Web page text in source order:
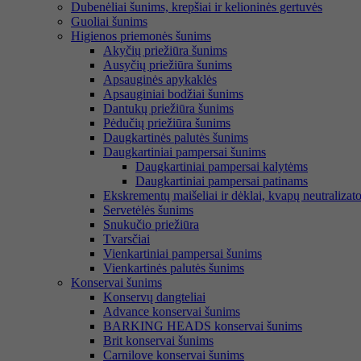
Dubenėliai šunims, krepšiai ir kelioninės gertuvės
Guoliai šunims
Higienos priemonės šunims
Akyčių priežiūra šunims
Ausyčių priežiūra šunims
Apsauginės apykaklės
Apsauginiai bodžiai šunims
Dantukų priežiūra šunims
Pėdučių priežiūra šunims
Daugkartinės palutės šunims
Daugkartiniai pampersai šunims
Daugkartiniai pampersai kalytėms
Daugkartiniai pampersai patinams
Ekskrementų maišeliai ir dėklai, kvapų
Servetėlės šunims
Snukučio priežiūra
Tvarsčiai
Vienkartiniai pampersai šunims
Vienkartinės palutės šunims
Konservai šunims
Konservų dangteliai
Advance konservai šunims
BARKING HEADS konservai šunims
Brit konservai šunims
Carnilove konservai šunims